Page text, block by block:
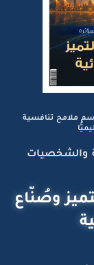
ملامح تنافسية
والشخصيات
وصُنّاع